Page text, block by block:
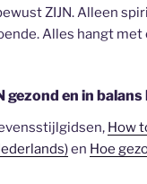
ZIJN. Alleen
Alles hangt met
gezond en in
How
en Hoe